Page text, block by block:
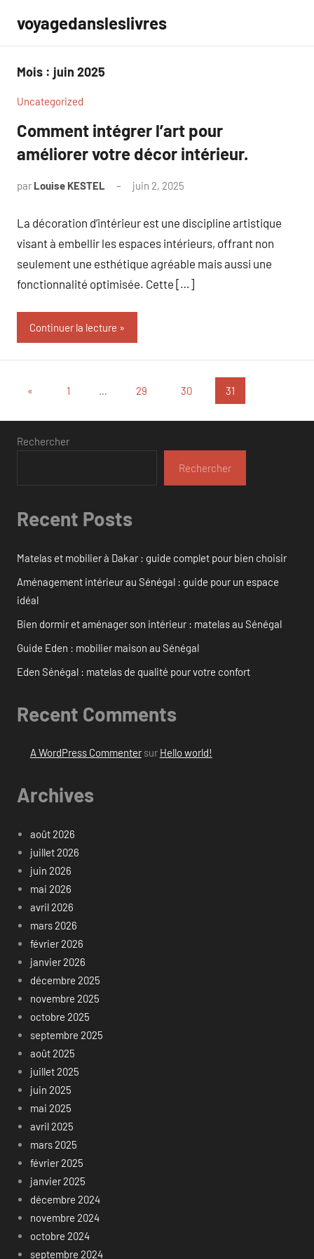
contenu
voyagedansleslivres
Mois : juin 2025
Uncategorized
Comment intégrer l’art pour
améliorer votre décor intérieur.
par Louise KESTEL juin 2, 2025
La décoration d’intérieur est une discipline artistique
visant à embellir les espaces intérieurs, offrant non
seulement une esthétique agréable mais aussi une
fonctionnalité optimisée. Cette […]
Continuer la lecture
Pagination
des
publications
« Publications
1 … 29 30 31
Rechercher
Rechercher
Recent Posts
Matelas et mobilier à Dakar : guide complet pour bien choisir
Aménagement intérieur au Sénégal : guide pour un espace
idéal
Bien dormir et aménager son intérieur : matelas au Sénégal
Guide Eden : mobilier maison au Sénégal
Eden Sénégal : matelas de qualité pour votre confort
Recent Comments
A WordPress Commentersur Hello world!
Archives
août 2026
juillet 2026
juin 2026
mai 2026
avril 2026
mars 2026
février 2026
janvier 2026
décembre 2025
novembre 2025
octobre 2025
septembre 2025
août 2025
juillet 2025
juin 2025
mai 2025
avril 2025
mars 2025
février 2025
janvier 2025
décembre 2024
novembre 2024
octobre 2024
septembre 2024